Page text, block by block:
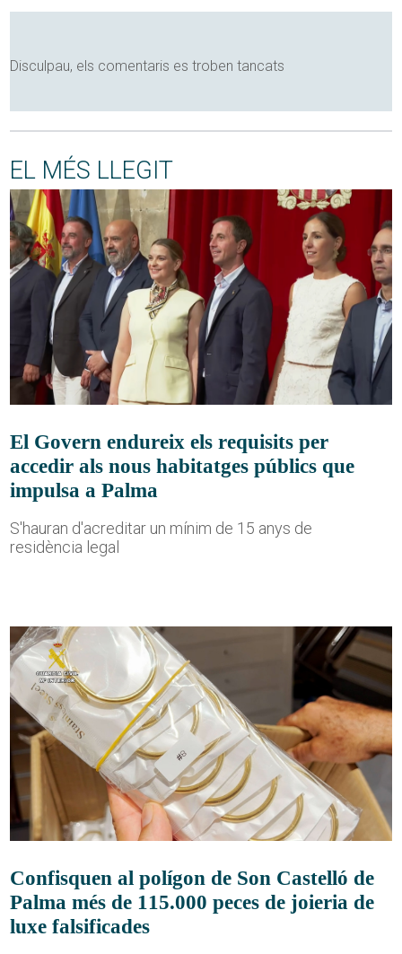
Disculpau, els comentaris es troben tancats
EL MÉS LLEGIT
El Govern endureix els requisits per
accedir als nous habitatges públics que
impulsa a Palma
S'hauran d'acreditar un mínim de 15 anys de
residència legal
Confisquen al polígon de Son Castelló de
Palma més de 115.000 peces de joieria de
luxe falsificades